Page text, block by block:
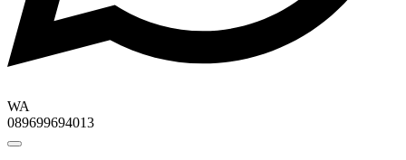
WA
089699694013